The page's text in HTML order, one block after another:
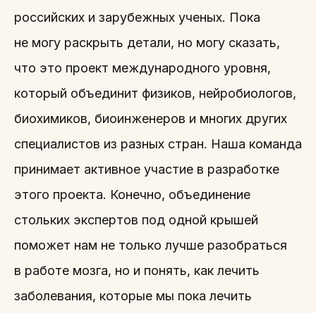
российских и зарубежных ученых. Пока
не могу раскрыть детали, но могу сказать,
что это проект международного уровня,
который объединит физиков, нейробиологов,
биохимиков, биоинженеров и многих других
специалистов из разных стран. Наша команда
принимает активное участие в разработке
этого проекта. Конечно, объединение
стольких экспертов под одной крышей
поможет нам не только лучше разобраться
в работе мозга, но и понять, как лечить
заболевания, которые мы пока лечить